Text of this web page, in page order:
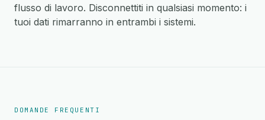
flusso di lavoro. Disconnettiti in qualsiasi momento: i
tuoi dati rimarranno in entrambi i sistemi.
DOMANDE FREQUENTI